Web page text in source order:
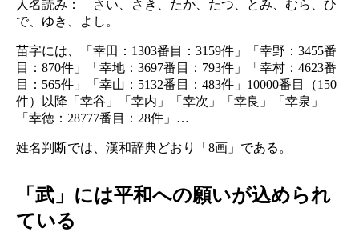
人名読み： さい、さき、たか、たつ、とみ、むら、ひ
で、ゆき、よし。
苗字には、「幸田：1303番目：3159件」「幸野：3455番
目：870件」「幸地：3697番目：793件」「幸村：4623番
目：565件」「幸山：5132番目：483件」10000番目（150
件）以降「幸谷」「幸内」「幸次」「幸良」「幸泉」
「幸徳：28777番目：28件」…
姓名判断では、漢和辞典どおり「8画」である。
「武」には平和への願いが込められ
ている